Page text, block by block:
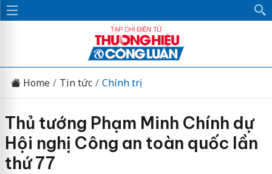
Home Tin tức Chính trị
Thủ tướng Phạm Minh Chính dự
Hội nghị Công an toàn quốc lần
thứ 77